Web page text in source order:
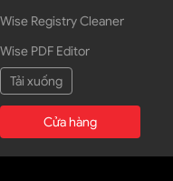
Wise Registry Cleaner
Wise PDF Editor
Tải xuống
Cửa hàng